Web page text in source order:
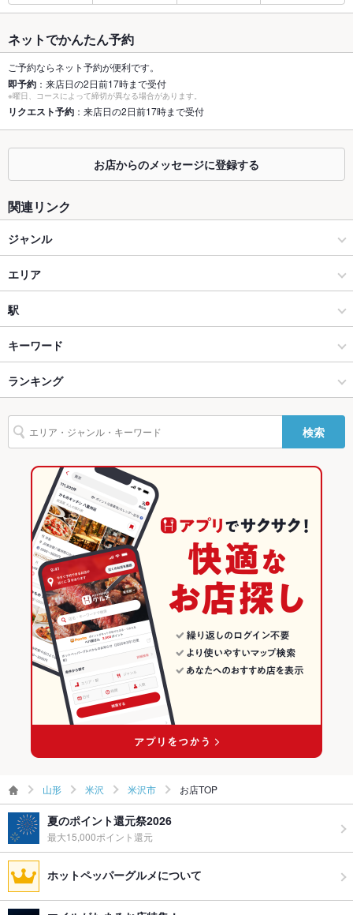
最大宴会収
42人
個室 あり
座敷 なし
掘りごたつ なし
カウンター なし
ソファー なし
テラス席
貸切
設備
Wi-Fi
ー
駐車場
その他設備 －
その他
飲み放題 あり ：要予約。瓶ビール入2,200円、生ビール入2,500円
食べ放題 なし
お子様連れ お子様連れ歓迎 ：お子様イス、バウンサー、ベビーベッドあり
ウェディン
グパーティ
ー二次会
お祝い・サ
プライズ対
可
－
ネットでかんたん予約
ご予約ならネット予約が便利です。
即予約 ：来店日の2日前17時まで受付
※曜日、コースによって締切が異なる場合があります。
リクエスト予約 ：来店日の2日前17時まで受付
お店からのメッセージに登録する
関連リンク
ジャンル
洋食
ステーキ・ハンバーグ
米沢 × 洋食
米沢 × ステーキ・ハンバーグ
米沢駅 × 洋食
米沢駅 × ステーキ・ハンバーグ
エリア
米沢市
米沢市 × 洋食
米沢市 × ステーキ・ハンバーグ
山形
山形 × 洋食
山形 × ステーキ・ハンバーグ
駅
米沢駅
キーワード
魚料理 ローストビーフ
ランキング
山形のグルメランキング
山形の洋食ランキング
山形のステーキ・ハンバーグランキング
米沢のグルメランキング
米沢市のグルメランキング
検索
山形 米沢 米沢市 お店TOP
夏のポイント還元祭2026
最大15,000ポイント還元
ホットペッパーグルメについて